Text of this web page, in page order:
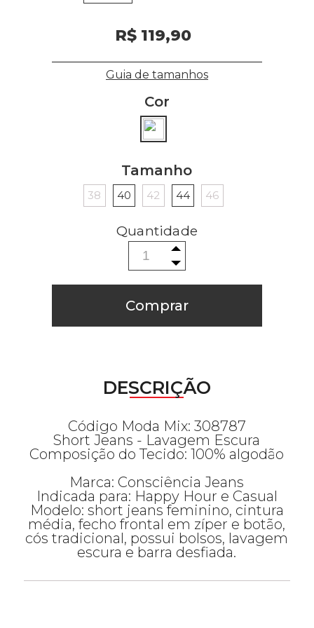
R$ 119,90
Guia de tamanhos
Cor
Tamanho
38 40 42 44 46
Comprar
DESCRIÇÃO
Código Moda Mix: 308787
Short Jeans - Lavagem Escura
Composição do Tecido: 100% algodão
Marca: Consciência Jeans
Indicada para: Happy Hour e Casual
Modelo: short jeans feminino, cintura
média, fecho frontal em zíper e botão,
cós tradicional, possui bolsos, lavagem
escura e barra desfiada.